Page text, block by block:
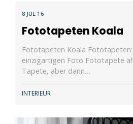
8 JUL 16
Fototapeten Koala
Fototapeten Koala
einzigartigen Foto Fototapete
Tapete, aber dann…
INTERIEUR